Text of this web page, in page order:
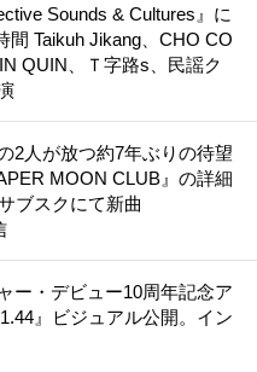
Sounds & Cultures』に
間 Taikuh Jikang、CHO CO
QUIN、Ｔ字路s、民謡ク
2人が放つ約7年ぶりの待望
MOON CLUB』の詳細
ブスクにて新曲
ー・デビュー10周年記念ア
』ビジュアル公開。イン